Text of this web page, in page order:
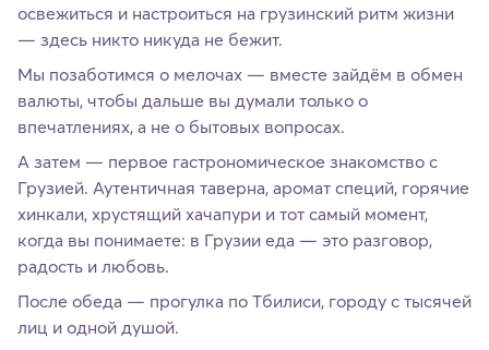
освежиться и настроиться на грузинский ритм жизни
— здесь никто никуда не бежит.
Мы позаботимся о мелочах — вместе зайдём в обмен
валюты, чтобы дальше вы думали только о
впечатлениях, а не о бытовых вопросах.
А затем — первое гастрономическое знакомство с
Грузией. Аутентичная таверна, аромат специй, горячие
хинкали, хрустящий хачапури и тот самый момент,
когда вы понимаете: в Грузии еда — это разговор,
радость и любовь.
После обеда — прогулка по Тбилиси, городу с тысячей
лиц и одной душой.